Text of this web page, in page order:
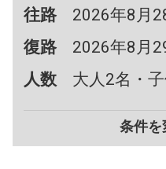
往路
2026年8月
復路
2026年8月
人数
大人2名・
条件